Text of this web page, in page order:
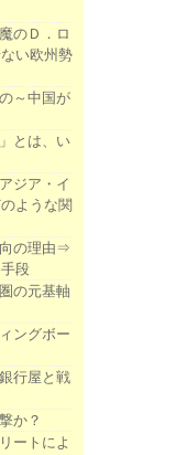
のＤ．ロ
い欧州勢
～中国が
とは、い
ジア・イ
ような関
の理由⇒
段
の元基軸
ングボー
行屋と戦
か？
ートによ